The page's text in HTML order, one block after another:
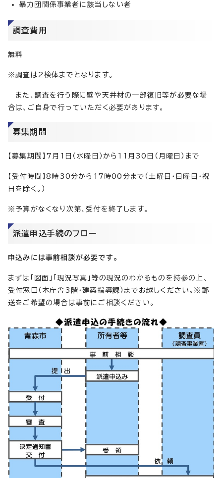
暴力団関係事業者に該当しない者
調査費用
無料
※調査は2検体までとなります。
また、調査を行う際に壁や天井材の一部復旧等が必要な場
合は、ご自身で行っていただく必要があります。
募集期間
【募集期間】7月1日（水曜日）から11月30日（月曜日）まで
【受付時間】8時30分から17時00分まで（土曜日・日曜日・祝
日を除く。）
※予算がなくなり次第、受付を終了します。
派遣申込手続のフロー
申込みには事前相談が必要です。
まずは「図面」「現況写真」等の現況のわかるものを持参の上、
受付窓口（本庁舎3階・建築指導課）までお越しください。※郵
送をご希望の場合は事前にご相談ください。